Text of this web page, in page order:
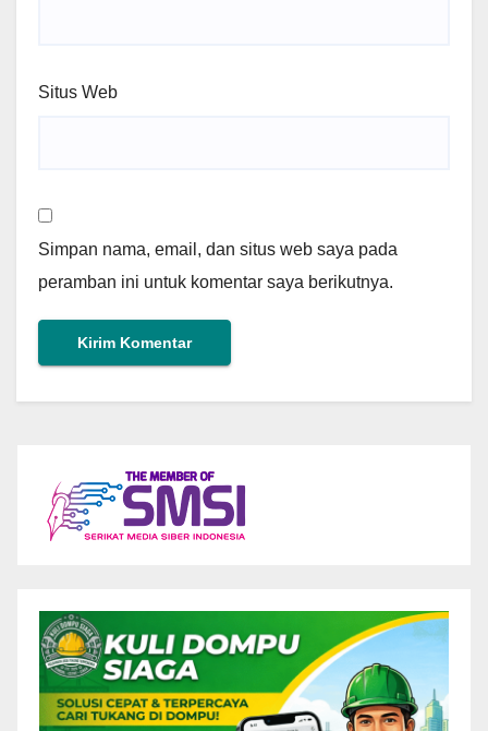
Situs Web
Simpan nama, email, dan situs web saya pada
peramban ini untuk komentar saya berikutnya.